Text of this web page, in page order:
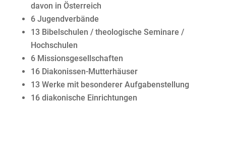
davon in Österreich
6 Jugendverbände
13 Bibelschulen / theologische Seminare /
Hochschulen
6 Missionsgesellschaften
16 Diakonissen-Mutterhäuser
13 Werke mit besonderer Aufgabenstellung
16 diakonische Einrichtungen